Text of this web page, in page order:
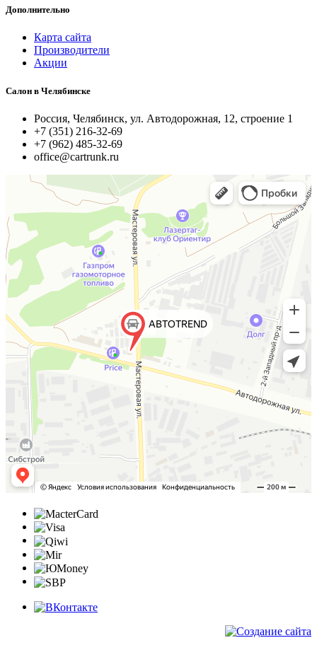
Дополнительно
Карта сайта
Производители
Акции
Салон в Челябинске
Россия, Челябинск, ул. Автодорожная, 12, строение 1
+7 (351) 216-32-69
+7 (962) 485-32-69
office@cartrunk.ru